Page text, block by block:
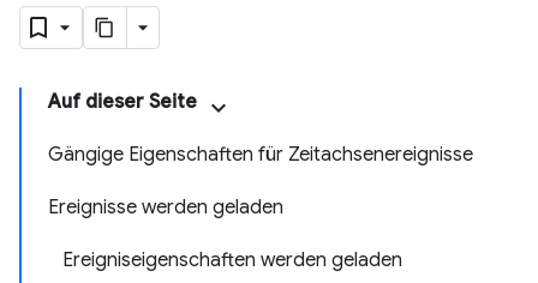
Auf dieser Seite
Gängige Eigenschaften für Zeitachsenereignisse
Ereignisse werden geladen
Ereigniseigenschaften werden geladen